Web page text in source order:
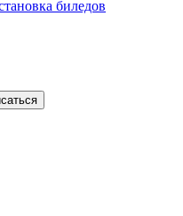
биледов